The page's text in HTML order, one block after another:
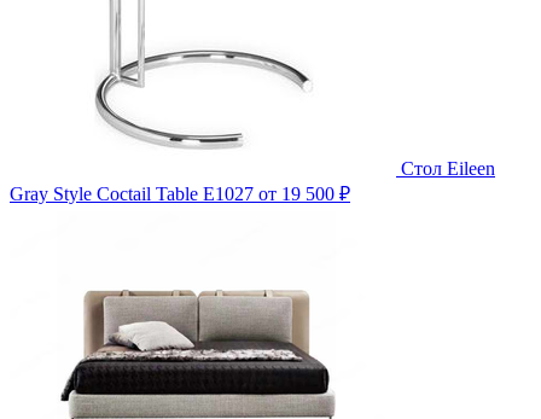
Стол Eileen
Gray Style Coctail Table E1027 от 19 500 ₽